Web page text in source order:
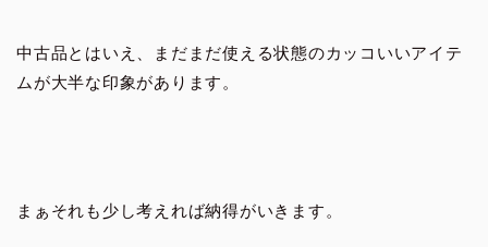
中古品とはいえ、まだまだ使える状態のカッコいいアイテ
ムが大半な印象があります。
まぁそれも少し考えれば納得がいきます。